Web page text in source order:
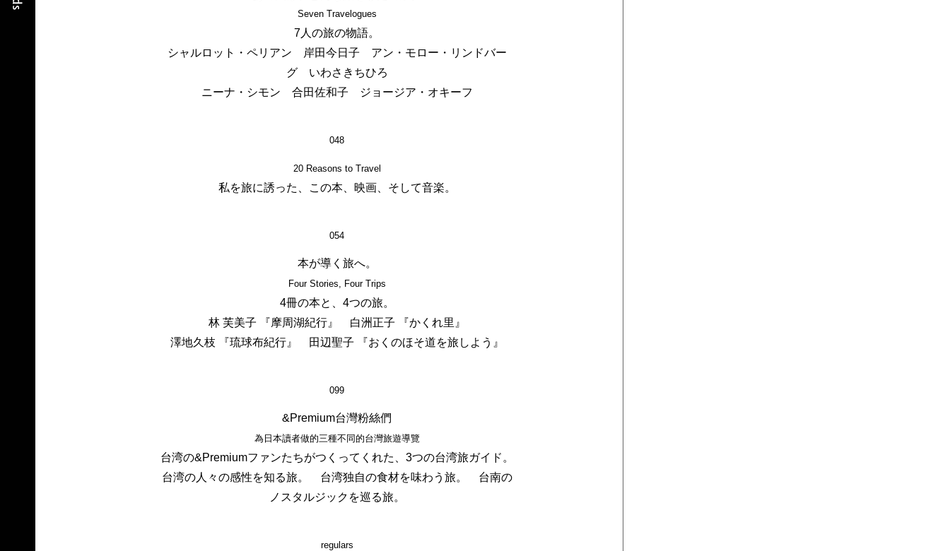
Seven Travelogues
7人の旅の物語。
シャルロット・ペリアン 岸田今日子 アン・モロー・リンドバー
グ いわさきちひろ
ニーナ・シモン 合田佐和子 ジョージア・オキーフ
048
20 Reasons to Travel
私を旅に誘った、この本、映画、そして音楽。
054
本が導く旅へ。
Four Stories, Four Trips
4冊の本と、4つの旅。
林 芙美子 『摩周湖紀行』 白洲正子 『かくれ里』
澤地久枝 『琉球布紀行』 田辺聖子 『おくのほそ道を旅しよう』
099
&Premium台灣粉絲們
為日本讀者做的三種不同的台灣旅遊導覽
台湾の&Premiumファンたちがつくってくれた、3つの台湾旅ガイド。
台湾の人々の感性を知る旅。 台湾独自の食材を味わう旅。 台南の
ノスタルジックを巡る旅。
regulars